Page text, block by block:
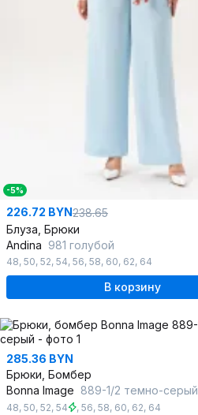
-5%
226.72 BYN238.65
Блуза, Брюки
Andina 981 голубой
48, 50, 52, 54, 56, 58, 60, 62, 64
В корзину
285.36 BYN
Брюки, Бомбер
Bonna Image 889-1/2 темно-серый
48, 50, 52, 54 , 56, 58, 60, 62, 64